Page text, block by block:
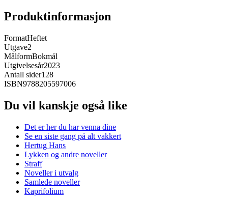
Produktinformasjon
FormatHeftet
Utgave2
MålformBokmål
Utgivelsesår2023
Antall sider128
ISBN9788205597006
Du vil kanskje også like
Det er her du har venna dine
Se en siste gang på alt vakkert
Hertug Hans
Lykken og andre noveller
Straff
Noveller i utvalg
Samlede noveller
Kaprifolium